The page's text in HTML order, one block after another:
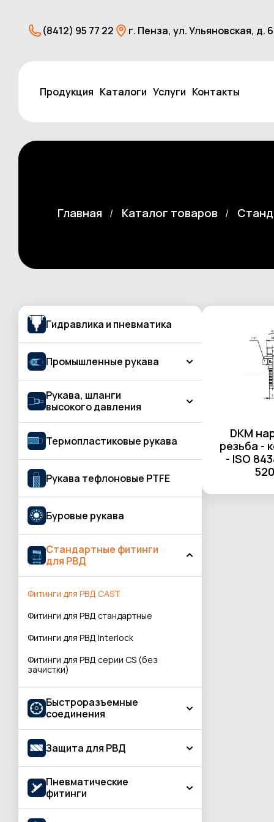
(8412) 95 77 22 г. Пенза, ул. Ульяновская, д.
Продукция Каталоги Услуги Контакты
Главная Каталог товаров
Гидравлика и пневматика
Промышленные рукава
Рукава для подачи газа, газовой резки
и сварки
Бетон и штукатурная обработка
Вода и жидкость
Воздух
Газосварка
Горячая вода, пар
Для буровых платформ
Сжатый воздух
Сухие сыпучие материалы
Угольношахтные
Химическая промышленность
Рукава, шланги
высокого давления
КЛАСС BASIC
КЛАСС PROFESSIONAL
КЛАСС STANDARD
Термопластиковые рукава
Рукава тефлоновые PTFE
Буровые рукава
Стандартные фитинги
для РВД
Фитинги для РВД CAST
Фитинги для РВД стандартные
Фитинги для РВД Interlock
Фитинги для РВД серии CS (без
зачистки)
Быстроразъемные
соединения
БРС Flat Face
Стандартные шариковые БРС
Соединительные системы БРС
Гидроклапаны
Защита для РВД
Огнеупорная защита
Пластиковая защита для РВД
Пневматические
фитинги
DKM
резьба -
- ISO